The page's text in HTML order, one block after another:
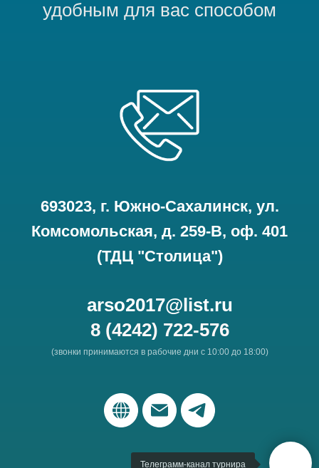
Телеграмм-канал турнира
удобным для вас способом
693023, г. Южно-Сахалинск, ул.
Комсомольская, д. 259-В, оф. 401
(ТДЦ "Столица")
arso2017@list.ru
8 (4242) 722-576
(звонки принимаются в рабочие дни с 10:00 до 18:00)